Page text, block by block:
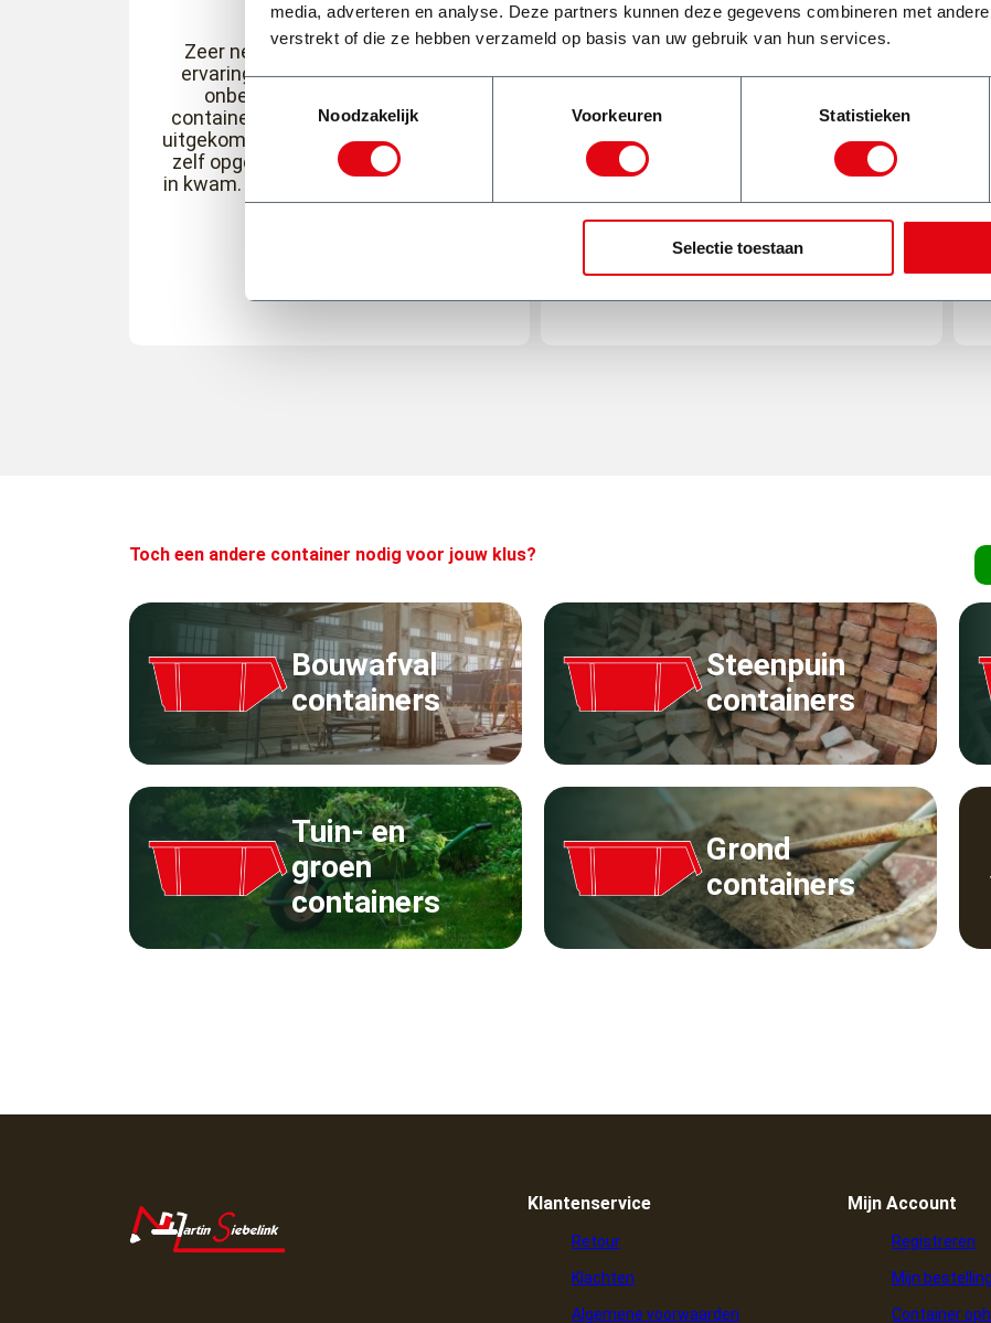
media, adverteren en analyse. Deze partners kunnen deze gegevens combineren met
verstrekt of die ze hebben verzameld op basis van uw gebruik van hun services.
Toestemmingsselectie
Noodzakelijk
Voorkeuren Statistieken
Selectie toestaan
Zeer nette chauffeur, zeer goede
ervaring. Eerste keer werd er door
onbekend(en) andere spul in
container bak gegooid, zijn er netjes
uitgekomen (extra betalen) en daarna
zelf opgelet dat niks van anderen er
in kwam. Op tijd en komt afspraak na!
Top bedrijf, als je belt is er bijna altijd
wel iets te regelen! Snel en
Toch een andere container nodig voor jouw klus?
Bouwafval
containers
Steenpuin
containers
Tuin- en
groen
containers
Grond
containers
Klantenservice
Retour
Klachten
Algemene voorwaarden
Mijn Account
Registreren
Mijn
Container